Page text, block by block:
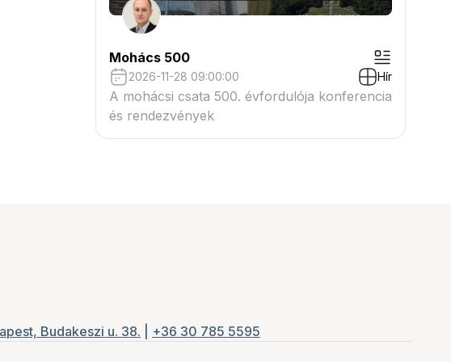
Mohács 500
2026-11-28 09:00:00 Hír
A mohácsi csata 500. évfordulója konferencia
és rendezvények
Budakeszi u. 38. +36 30 785 5595